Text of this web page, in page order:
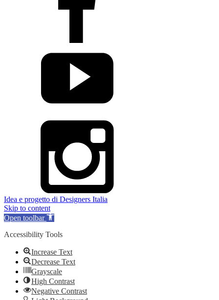
Idea e progetto di Designers Italia
Skip to content
Open toolbar
Accessibility Tools
Increase Text
Decrease Text
Grayscale
High Contrast
Negative Contrast